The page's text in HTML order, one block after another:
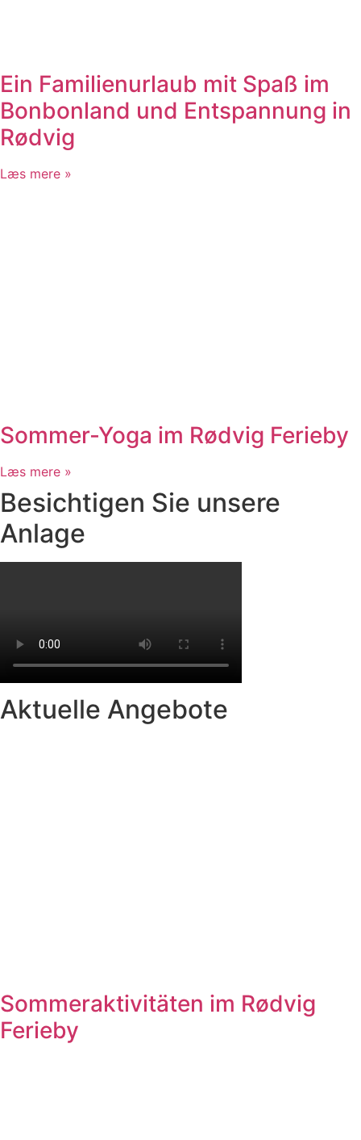
Ein Familienurlaub mit Spaß im
Bonbonland und Entspannung in
Rødvig
Læs mere »
Sommer-Yoga im Rødvig Ferieby
Læs mere »
Besichtigen Sie unsere
Anlage
Aktuelle Angebote
Sommeraktivitäten im Rødvig
Ferieby